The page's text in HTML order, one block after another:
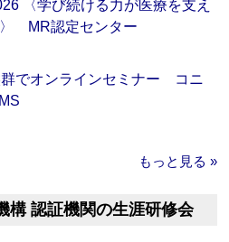
〈学び続ける力が医療を支え
MR認定センター
でオンラインセミナー コニ
もっと見る »
構 認証機関の生涯研修会